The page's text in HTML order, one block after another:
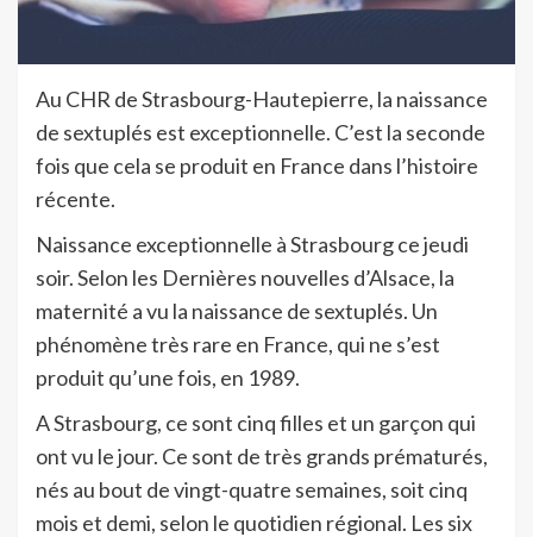
Au CHR de Strasbourg-Hautepierre, la naissance
de sextuplés est exceptionnelle. C’est la seconde
fois que cela se produit en France dans l’histoire
récente.
Naissance exceptionnelle à Strasbourg ce jeudi
soir. Selon les Dernières nouvelles d’Alsace, la
maternité a vu la naissance de sextuplés. Un
phénomène très rare en France, qui ne s’est
produit qu’une fois, en 1989.
A Strasbourg, ce sont cinq filles et un garçon qui
ont vu le jour. Ce sont de très grands prématurés,
nés au bout de vingt-quatre semaines, soit cinq
mois et demi, selon le quotidien régional. Les six